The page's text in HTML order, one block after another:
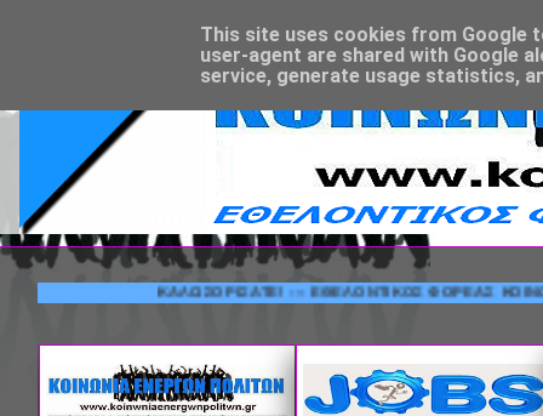
ΚΑΛΩΣΟΡΙΣΑΤΕ! --- ΕΘΕΛΟΝΤΙΚΟΣ ΦΟΡΕΑΣ
This site uses cookies from Google
user-agent are shared with Google
service, generate usage statistics,